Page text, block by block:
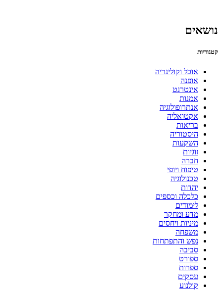
נושאים
קטגוריות
אוכל וקולינריה
אופנה
אינטרנט
אמנות
אנתרופולוגיה
אקטואליה
בריאות
היסטוריה
השקעות
זוגיות
חברה
טיפוח ויופי
טכנולוגיה
יהדות
כלכלה וכספים
לימודים
מדע ומחקר
מיניות ויחסים
משפחה
נפש והתפתחות
סביבה
ספורט
ספרות
עסקים
קולנוע